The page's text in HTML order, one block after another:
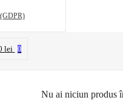
lei 0
Nu ai niciun produs